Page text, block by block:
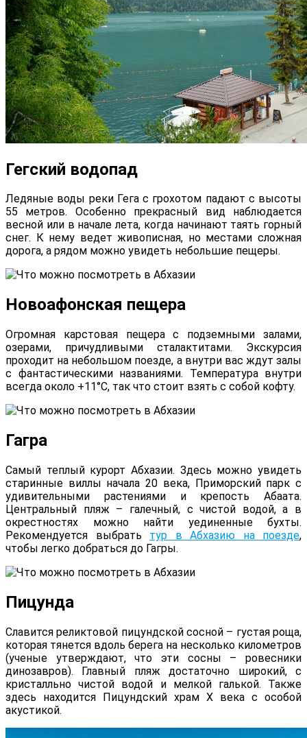
Гегский водопад
Ледяные воды реки Гега с грохотом падают с высоты
55 метров. Особенно прекрасный вид наблюдается
весной или в начале лета, когда начинают таять горный
снег. К нему ведет живописная, но местами сложная
дорога, а рядом можно увидеть небольшие пещеры.
Новоафонская пещера
Огромная карстовая пещера с подземными залами,
озерами, причудливыми сталактитами. Экскурсия
проходит на небольшом поезде, а внутри вас ждут залы
с фантастическими названиями. Температура внутри
всегда около +11°C, так что стоит взять с собой кофту.
Гагра
Самый теплый курорт Абхазии. Здесь можно увидеть
старинные виллы начала 20 века, Приморский парк с
удивительными растениями и крепость Абаата.
Центральный пляж – галечный, с чистой водой, а в
окрестностях можно найти уединенные бухты.
Рекомендуется выбрать тур в Абхазию на поезде,
чтобы легко добраться до Гагры.
Пицунда
Славится реликтовой пицундской сосной – густая роща,
которая тянется вдоль берега на несколько километров
(ученые утверждают, что эти сосны – ровесники
динозавров). Главный пляж достаточно широкий, с
кристалльно чистой водой и мелкой галькой. Также
здесь находится Пицундский храм X века с особой
акустикой.